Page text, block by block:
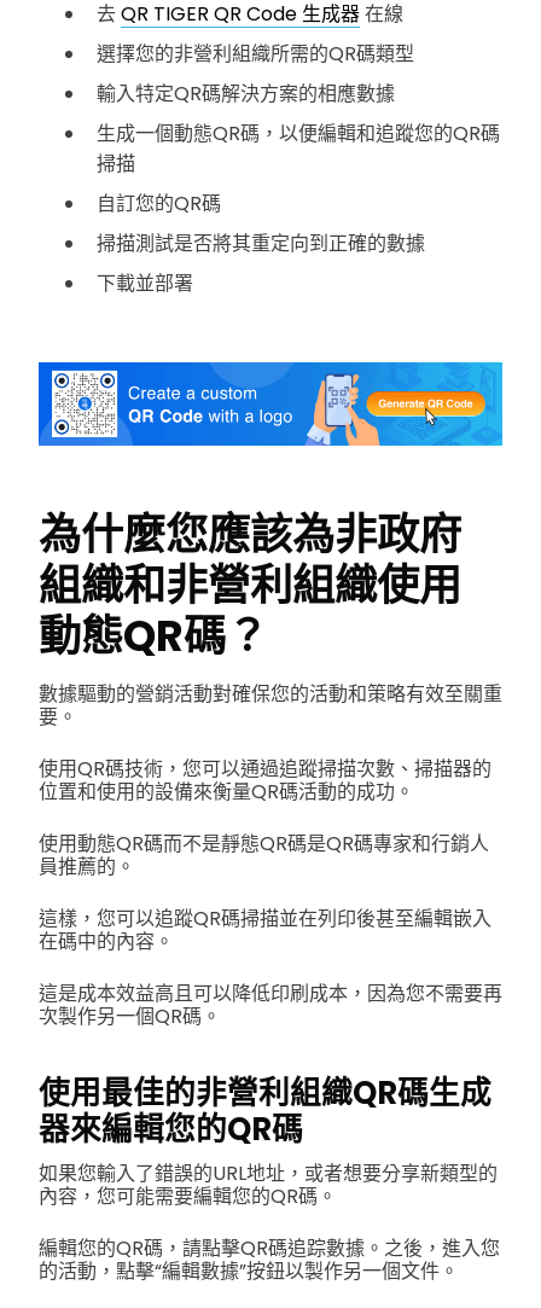
去QR TIGER QR Code 生成器在線
選擇您的非營利組織所需的QR碼類型
輸入特定QR碼解決方案的相應數據
生成一個動態QR碼，以便編輯和追蹤您的QR碼
掃描
自訂您的QR碼
掃描測試是否將其重定向到正確的數據
下載並部署
為什麼您應該為非政府
組織和非營利組織使用
動態QR碼？
數據驅動的營銷活動對確保您的活動和策略有效至關重
要。
使用QR碼技術，您可以通過追蹤掃描次數、掃描器的
位置和使用的設備來衡量QR碼活動的成功。
使用動態QR碼而不是靜態QR碼是QR碼專家和行銷人
員推薦的。
這樣，您可以追蹤QR碼掃描並在列印後甚至編輯嵌入
在碼中的內容。
這是成本效益高且可以降低印刷成本，因為您不需要再
次製作另一個QR碼。
使用最佳的非營利組織QR碼生成
器來編輯您的QR碼
如果您輸入了錯誤的URL地址，或者想要分享新類型的
內容，您可能需要編輯您的QR碼。
編輯您的QR碼，請點擊QR碼追踪數據。之後，進入您
的活動，點擊“編輯數據”按鈕以製作另一個文件。